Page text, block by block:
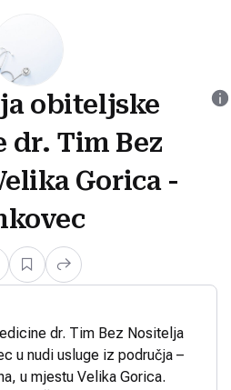
obiteljske
dr. Tim Bez
Gorica -
dr. Tim Bez Nositelja
u nudi usluge iz područja –
u mjestu Velika Gorica.